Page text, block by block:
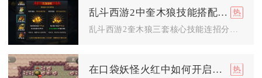
乱斗西游2中奎木狼技能搭配有哪些优势
在口袋妖怪火红中如何开启七岛